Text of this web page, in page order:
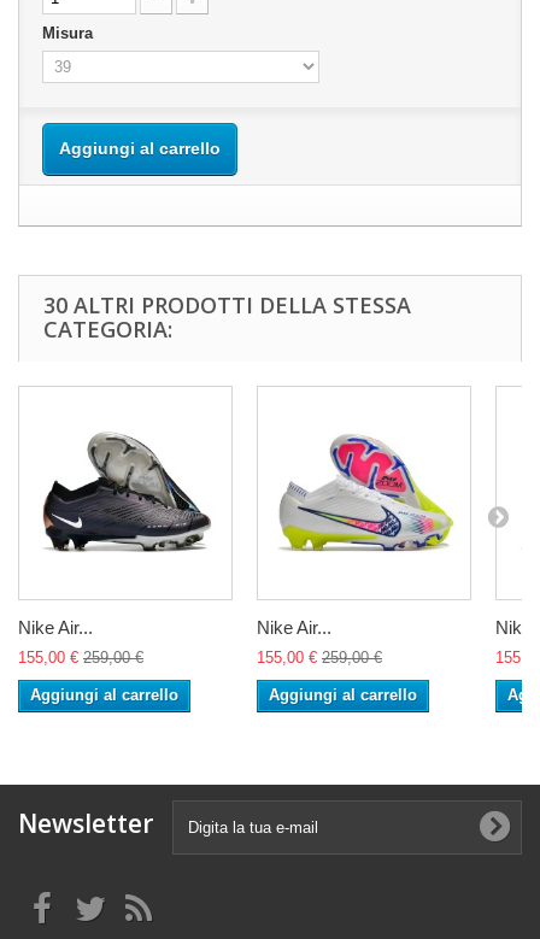
Misura
Aggiungi al carrello
30 ALTRI PRODOTTI DELLA STESSA
CATEGORIA:
Nike Air...
155,00 € 259,00 €
Aggiungi al carrello
Nike Air...
155,00 € 259,00 €
Aggiungi al carrello
Nike
Newsletter